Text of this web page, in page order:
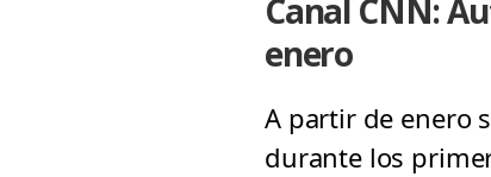
Canal CNN:
enero
A partir de enero
durante los